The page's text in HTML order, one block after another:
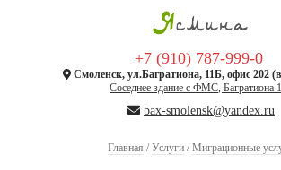
+7 (910) 787-999-0
Смоленск, ул.Багратиона, 11Б, офис 202
Соседнее здание c ФМС, Багратиона
bax-smolensk@yandex.ru
Главная /Услуги /Миграционные